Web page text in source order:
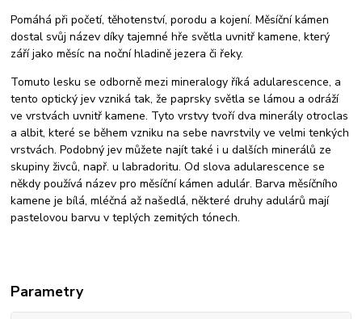
Pomáhá při početí, těhotenství, porodu a kojení. Měsíční kámen
dostal svůj název díky tajemné hře světla uvnitř kamene, který
září jako měsíc na noční hladině jezera či řeky.
Tomuto lesku se odborně mezi mineralogy říká adularescence, a
tento optický jev vzniká tak, že paprsky světla se lámou a odráží
ve vrstvách uvnitř kamene. Tyto vrstvy tvoří dva minerály otroclas
a albit, které se během vzniku na sebe navrstvily ve velmi tenkých
vrstvách. Podobný jev můžete najít také i u dalších minerálů ze
skupiny živců, např. u labradoritu. Od slova adularescence se
někdy používá název pro měsíční kámen adulár. Barva měsíčního
kamene je bílá, mléčná až našedlá, některé druhy adulárů mají
pastelovou barvu v teplých zemitých tónech.
Parametry